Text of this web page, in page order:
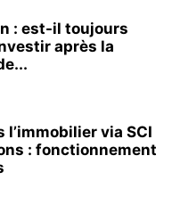
: est-il toujours
après la
l’immobilier via SCI
: fonctionnement